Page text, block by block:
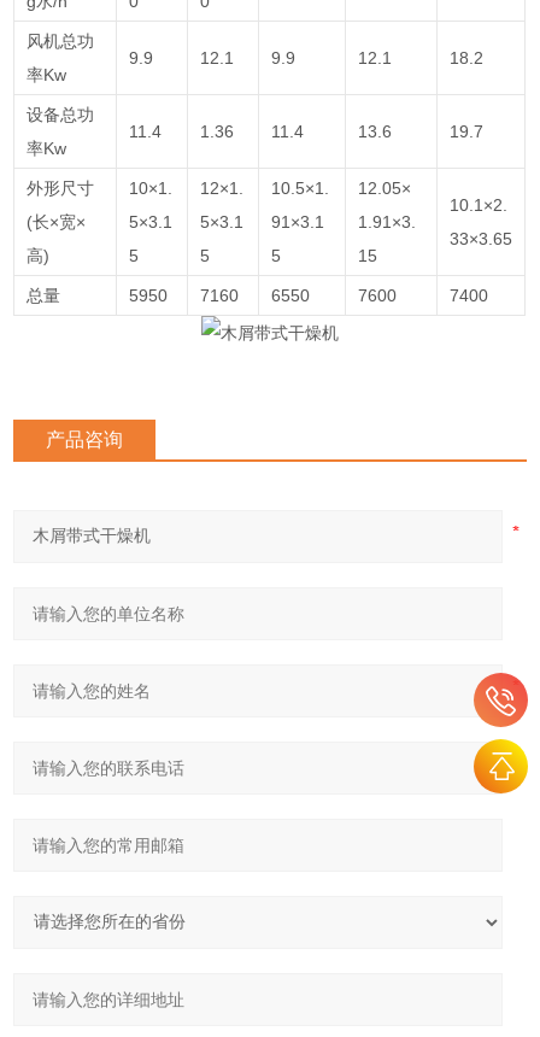
风机总功
率Kw
9.9 12.1 9.9 12.1 18.2
设备总功
率Kw
11.4 1.36 11.4 13.6 19.7
外形尺寸
(长×宽×
高)
10×1.
5×3.1
5
12×1.
5×3.1
5
10.5×1.
91×3.1
5
12.05×
1.91×3.
15
10.1×2.
33×3.65
总量 5950 7160 6550 7600 7400
产品咨询